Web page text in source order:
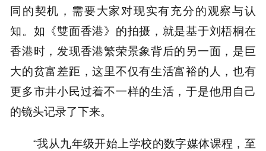
同的契机，需要大家对现实有充分的观察与认
知。如《雙面香港》的拍摄，就是基于刘梧桐在
香港时，发现香港繁荣景象背后的另一面，是巨
大的贫富差距，这里不仅有生活富裕的人，也有
更多市井小民过着不一样的生活，于是他用自己
的镜头记录了下来。
“我从九年级开始上学校的数字媒体课程，至